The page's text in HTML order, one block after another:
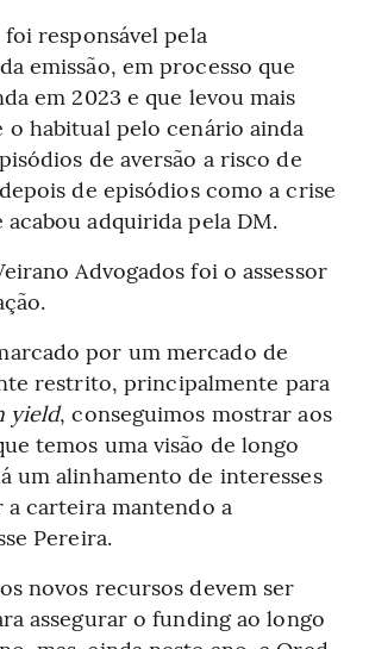
responsável pela
emissão, em processo que
em 2023 e que levou mais
o habitual pelo cenário ainda
de aversão a risco de
de episódios como a crise
acabou adquirida pela DM.
Advogados foi o assessor
por um mercado de
restrito, principalmente para
yield, conseguimos mostrar aos
temos uma visão de longo
um alinhamento de interesses
a carteira mantendo a
Pereira.
novos recursos devem ser
assegurar o funding ao longo